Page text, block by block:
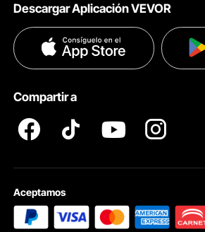
Ayuda & FAQs
Términos & Condiciones
Políticas de Privacidad
Descargar Aplicación VEVOR
Compartir a
Aceptamos